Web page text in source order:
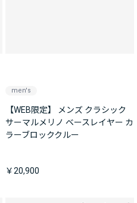
men's
【WEB限定】 メンズ クラシック
サーマルメリノ ベースレイヤー カ
ラーブロッククルー
￥20,900